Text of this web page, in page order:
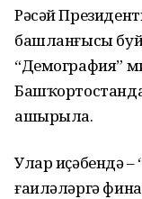
Рәсәй
башланғысы
“Демография”
ашырыла.
Улар иҫәбендә –
ғаиләләргә